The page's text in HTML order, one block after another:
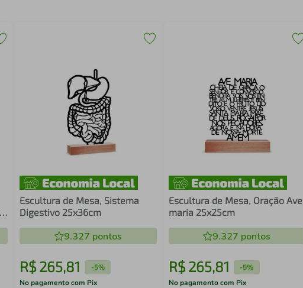
Escultura de Mesa, Sistema
Digestivo 25x36cm
9.327 pontos
R$265,81 -5%
No pagamento com Pix
Escultura de Mesa, Oração Ave
maria 25x25cm
9.327 pontos
R$ 265,81 -5%
No pagamento com Pix